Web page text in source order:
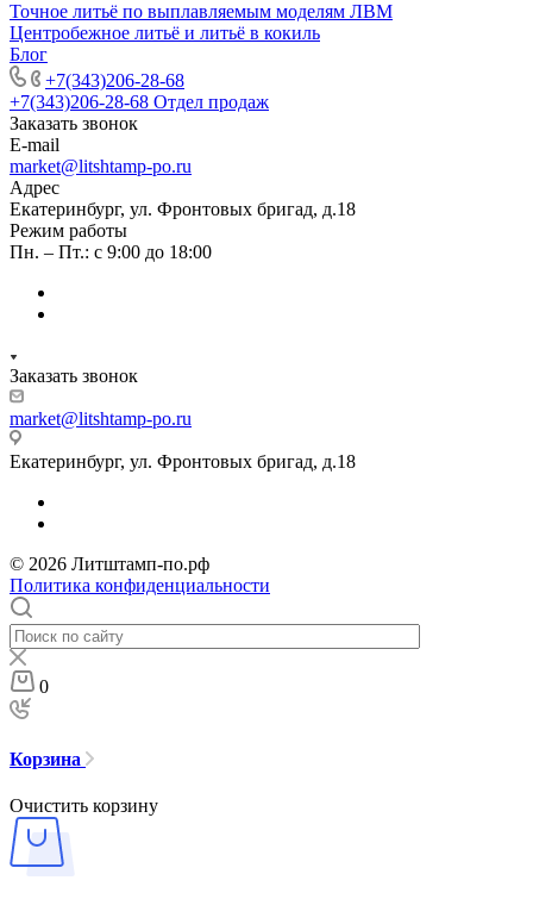
Точное литьё по выплавляемым моделям ЛВМ
Центробежное литьё и литьё в кокиль
Блог
+7(343)206-28-68
+7(343)206-28-68 Отдел продаж
Заказать звонок
E-mail
market@litshtamp-po.ru
Адрес
Екатеринбург, ул. Фронтовых бригад, д.18
Режим работы
Пн. – Пт.: с 9:00 до 18:00
Заказать звонок
market@litshtamp-po.ru
Екатеринбург, ул. Фронтовых бригад, д.18
© 2026 Литштамп-по.рф
Политика конфиденциальности
0
Корзина
Очистить корзину